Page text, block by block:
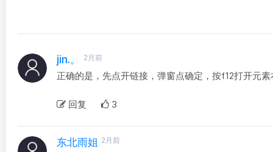
jin.。 2月前
正确的是，先点开链接，弹窗点确定，按f12打开元
回复 3
东北雨姐 2月前